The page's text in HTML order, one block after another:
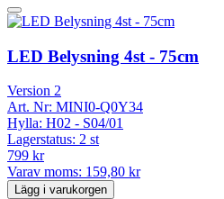
LED Belysning 4st - 75cm
Version 2
Art. Nr: MINI0-Q0Y34
Hylla: H02 - S04/01
Lagerstatus: 2 st
799 kr
Varav moms: 159,80 kr
Lägg i varukorgen